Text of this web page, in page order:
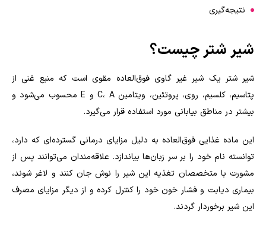
نتیجه‌گیری
شیر شتر چیست؟
شیر شتر یک شیر غیر گاوی فوق‌العاده مقوی است که منبع غنی از
پتاسیم، کلسیم، روی، پروتئین، ویتامین C، A و E محسوب می‌شود و
بیشتر در مناطق بیابانی مورد استفاده قرار می‌گیرد.
این ماده غذایی فوق‌العاده به دلیل مزایای درمانی گسترده‌ای که دارد،
توانسته نام خود را بر سر زبان‌ها بیاندازد. علاقه‌مندان می‌توانند پس از
مشورت با متخصصان تغذیه این شیر را نوش جان کنند و لاغر شوند،
بیماری دیابت و فشار خون خود را کنترل کرده و از دیگر مزایای مصرف
این شیر برخوردار گردند.